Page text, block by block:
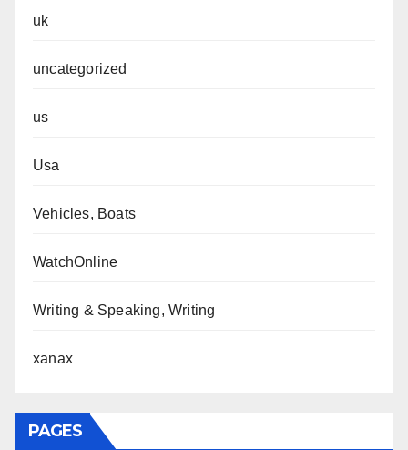
uk
uncategorized
us
Usa
Vehicles, Boats
WatchOnline
Writing & Speaking, Writing
xanax
PAGES